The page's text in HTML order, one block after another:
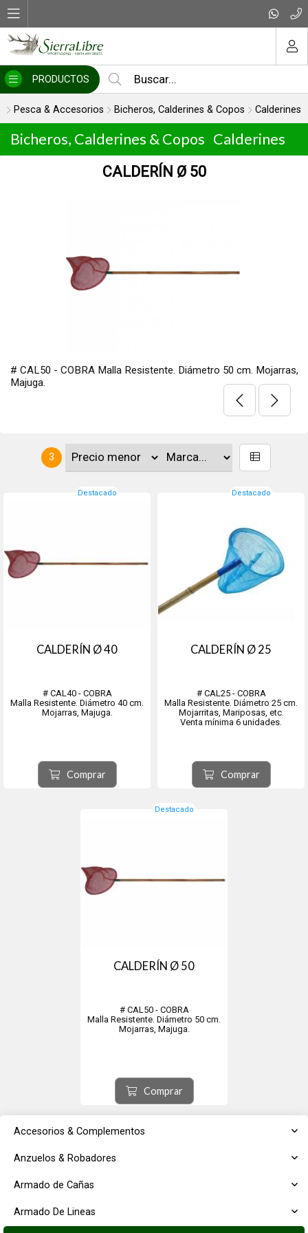
PRODUCTOS
Pesca & Accesorios Bicheros, Calderines & Copos Calderines
Accesorios & Complementos
Anzuelos & Robadores
Armado de Cañas
Armado De Lineas
Bicheros, Calderines & Copos Calderines
CALDERÍN Ø 50
# CAL50 - COBRA Malla Resistente. Diámetro 50 cm. Mojarras,
Majuga.
3
Destacado
CALDERÍN Ø 40
# CAL40 - COBRA
Malla Resistente. Diámetro 40 cm.
Mojarras, Majuga.
Comprar
Destacado
CALDERÍN Ø 25
# CAL25 - COBRA
Malla Resistente. Diámetro 25 cm.
Mojarritas, Mariposas, etc.
Venta mínima 6 unidades.
Comprar
Destacado
CALDERÍN Ø 50
# CAL50 - COBRA
Malla Resistente. Diámetro 50 cm.
Mojarras, Majuga.
Comprar